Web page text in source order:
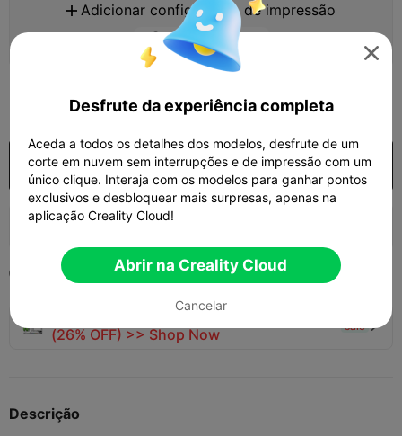
 Adicionar configuração de impressão
Ganhar mais pontos
500 
Comprar
122
 2022-12-04
(26% OFF) >> Shop Now
sale 
Descrição

Desfrute da experiência completa
Aceda a todos os detalhes dos modelos, desfrute de um
corte em nuvem sem interrupções e de impressão com um
único clique. Interaja com os modelos para ganhar pontos
exclusivos e desbloquear mais surpresas, apenas na
aplicação Creality Cloud!
Abrir na Creality Cloud
Cancelar